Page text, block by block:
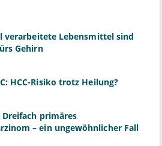
verarbeitete Lebensmittel sind
Gehirn
HCC-Risiko trotz Heilung?
primäres
– ein ungewöhnlicher Fall